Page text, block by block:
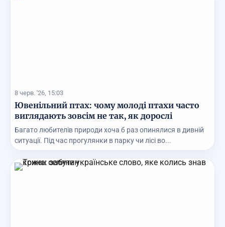
8 черв. '26, 15:03
Ювенільний птах: чому молоді птахи часто
виглядають зовсім не так, як дорослі
Багато любителів природи хоча б раз опинялися в дивній
ситуації. Під час прогулянки в парку чи лісі во...